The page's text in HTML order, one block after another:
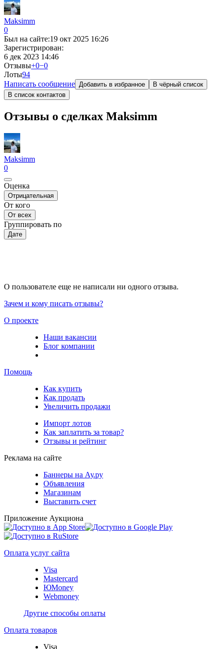
Мaksimm
0
Был на сайте:19 окт 2025 16:26
Зарегистрирован:
6 дек 2023 14:46
Отзывы+0−0
Лоты94
Написать сообщение Добавить в избранное
В чёрный список
В список контактов
Отзывы о сделках Мaksimm
Мaksimm
0
Оценка
Отрицательная
От кого
От всех
Группировать по
Дате
О пользователе еще не написали ни одного отзыва.
Зачем и кому писать отзывы?
О проекте
Наши вакансии
Блог компании
Помощь
Как купить
Как продать
Увеличить продажи
Импорт лотов
Как заплатить за товар?
Отзывы и рейтинг
Реклама на сайте
Баннеры на Ау.ру
Объявления
Магазинам
Выставить счет
Приложение Аукциона
Оплата услуг сайта
Visa
Mastercard
ЮMoney
Webmoney
Другие способы оплаты
Оплата товаров
Visa